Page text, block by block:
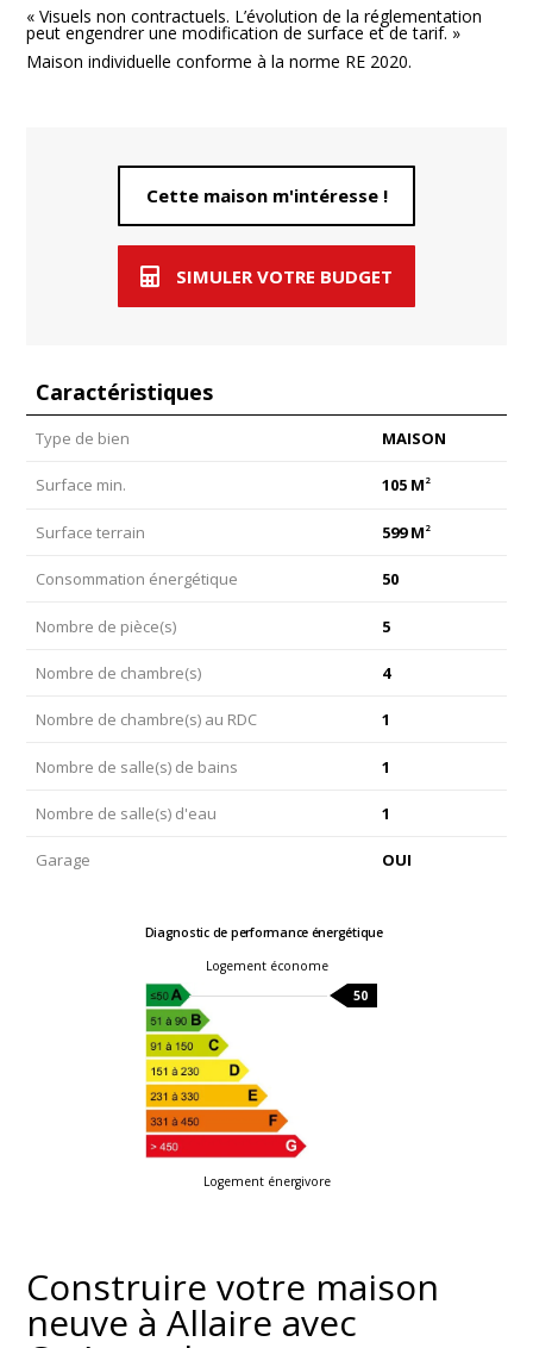
« Visuels non contractuels. L’évolution de la réglementation
peut engendrer une modification de surface et de tarif. »
Maison individuelle conforme à la norme RE 2020.
Cette maison m'intéresse !
SIMULER VOTRE BUDGET
Caractéristiques
Type de bien MAISON
Surface min. 105 M 2
Surface terrain 599 M 2
Consommation énergétique 50
Nombre de pièce(s) 5
Nombre de chambre(s) 4
Nombre de chambre(s) au RDC 1
Nombre de salle(s) de bains 1
Nombre de salle(s) d'eau 1
Garage OUI
Diagnostic de performance énergétique
Logement économe
50
Logement énergivore
Construire votre maison
neuve à Allaire avec